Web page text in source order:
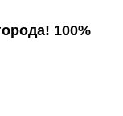
100%